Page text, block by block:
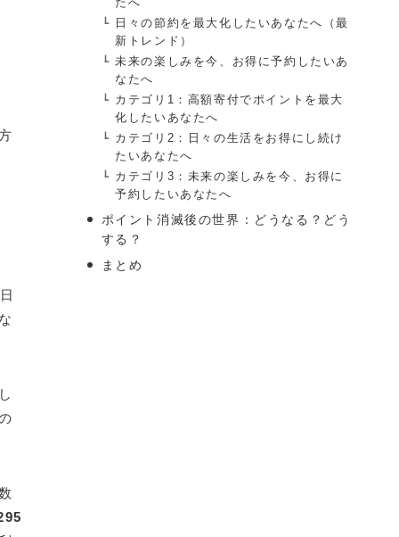
日々の節約を最大化したいあなたへ（最
新トレンド）
未来の楽しみを今、お得に予約したいあ
なたへ
カテゴリ1：高額寄付でポイントを最大
化したいあなたへ
カテゴリ2：日々の生活をお得にし続け
たいあなたへ
カテゴリ3：未来の楽しみを今、お得に
予約したいあなたへ
ポイント消滅後の世界：どうなる？どう
する？
まとめ